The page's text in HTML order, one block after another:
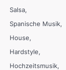
Salsa
Spanische Musik
House
Hardstyle
Hochzeitsmusik